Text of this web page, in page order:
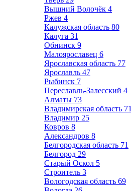
Вышний Волочёк 4
Ржев 4
Калужская область 80
Калуга 31
Обнинск 9
Малоярославец 6
Ярославская область 77
Ярославль 47
Рыбинск 7
Переславль-Залесский 4
Алматы 73
Владимирская область 71
Владимир 25
Ковров 8
Александров 8
Белгородская область 71
Белгород 29
Старый Оскол 5
Строитель 3
Вологодская область 69